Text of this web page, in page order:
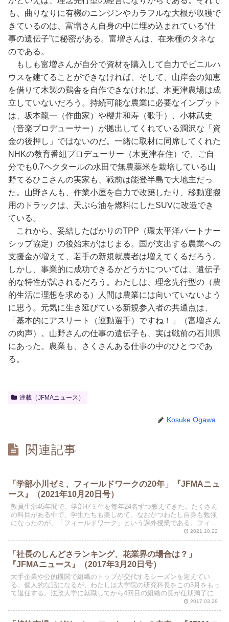
も、曲りなりに有機のニンジンやカラフルな大根が収穫で
きているのは、富増さん自身の中に埋め込まれている“仕
事の遺伝子”に秘密がある。富増さんは、在来種のタネな
のである。
もしも富増さんが自分で資材を購入して自力でビニルハ
ウスを建てることができなければ、そして、山岸会の知恵
を借りて木製の鶏舎を自作できなければ、木更津農場は成
立していないだろう。持続可能な農業に必要なインプット
は、坂本龍一（作曲家）や櫻井和寿（歌手）、小林武史
（音楽プロデューサー）が拠出してくれている潤沢な「資
金の後押し」ではないのだ。一緒に取材に同席してくれた
NHKの教育番組プロデューサー（木更津在住）で、ご自
分でも0.7ヘクタールの水田で無農薬米を栽培している山
野てるひこさんの実家も、戦前は能登半島で大地主だっ
た。山野さんも、作業小屋を自力で改築したり、移動運搬
用のトラックは、天ぷら油を燃料にしたSUVに改造でき
ている。
これから、妥結したばかりのTPP（環太平洋パートナー
シップ協定）の後始末がはじまる。国が支出する農業への
支援金が増えて、若手の新規就農者は増えてくるだろう。
しかし、事業的に成功できるかどうかについては、遺伝子
的な特性が試されるだろう。わたしは、理念先行型の（農
的生活に理想を求める）人間は農業には向いていないよう
に思う。元気に生き延びている新規参入者の共通点は、
「基本的にアスリート（運動選手）ですね！」（富増さん
の肉声）。山野さんの仕事の遺伝子も、実は戦前の石川県
にあった。農業も、さくさんある仕事の中のひとつであ
る。
連載（JFMAニュース）
Kosuke Ogawa
関連記事
「学部小川ゼミ、フィールドワークの20年」『JFMAニュ
ース』（2021年10月20日号）
教員生活45年間で、学部ゼミ生を毎年24名ずつ教えてきた。たくさん
の科目がある中で、学生たちも楽しめて、なおかつわたし自身も勉強
になったのが、「フィールドワーク」という課外授業である。フィー
2021.10.22
「社長のしんどさランキング、花業界の場合は？」
『JFMAニュース』（2017年3月20日号）
大手企業や公的機関で組織のトップが交代するシーズンを迎えてい
る。個人的な話になるが、わたしは大学院の研究科長をこの3月をもっ
て退任する。法政大学に就職してから4回目の組織の長が任期満了にな
る。経営学部長を１回、大学院学科長（専攻主任）を3回...
2017.03.28